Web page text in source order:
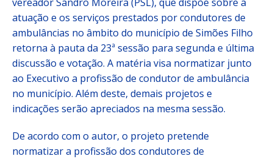
vereador Sandro Moreira (PSL), que dispõe sobre a
atuação e os serviços prestados por condutores de
ambulâncias no âmbito do município de Simões Filho
retorna à pauta da 23ª sessão para segunda e última
discussão e votação. A matéria visa normatizar junto
ao Executivo a profissão de condutor de ambulância
no município. Além deste, demais projetos e
indicações serão apreciados na mesma sessão.
De acordo com o autor, o projeto pretende
normatizar a profissão dos condutores de